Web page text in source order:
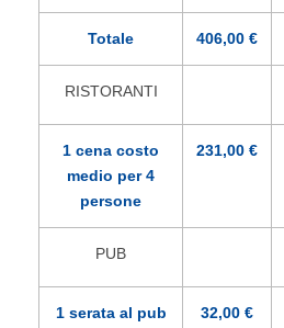
Totale 406,00 €
RISTORANTI
1 cena costo
medio per 4
persone
231,00 €
PUB
1 serata al pub
32,00 €